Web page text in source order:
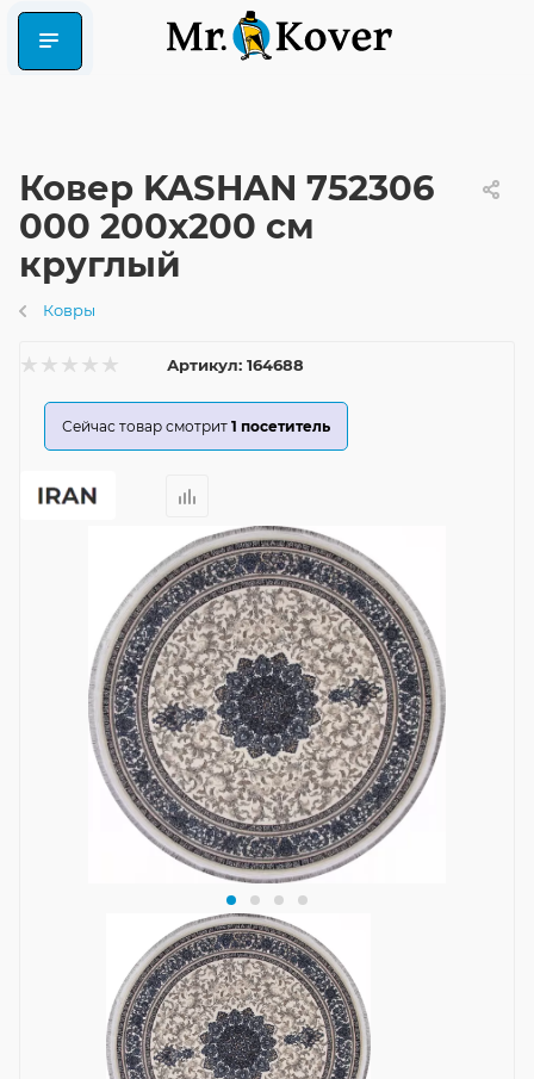
Ковер KASHAN 752306
000 200x200 см
круглый
Ковры
Артикул: 164688
Сейчас товар смотрит 1 посетитель